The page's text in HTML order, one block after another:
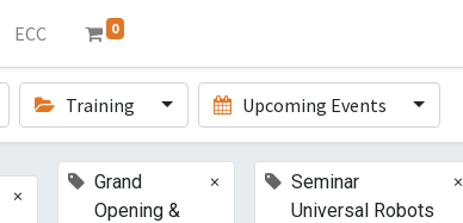
ECC 0
Training Upcoming Events
×
Grand
Opening &
×
Seminar
Universal Robots
×